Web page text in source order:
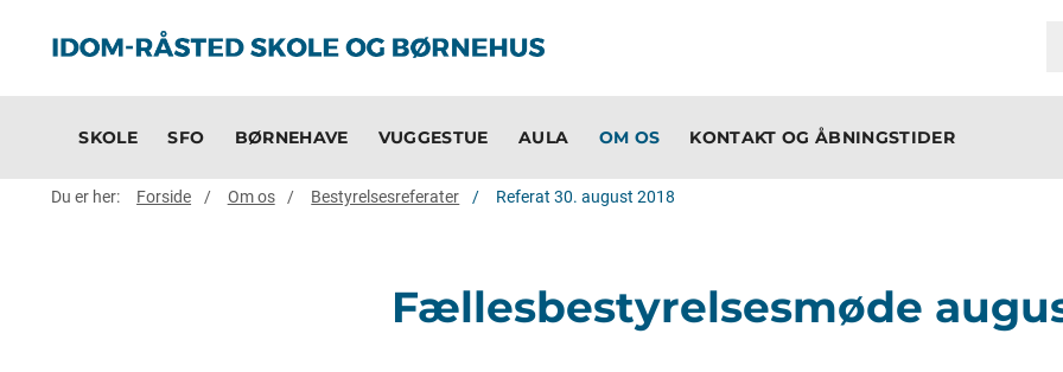
SKOLE SFO BØRNEHAVE VUGGESTUE AULA OM OS KONTAKT OG ÅBNINGSTIDER
Du er her: Forside Om os Bestyrelsesreferater Referat 30. august 2018
Fællesbestyrelsesmøde